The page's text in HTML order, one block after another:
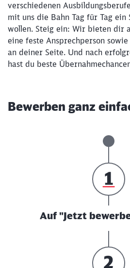
verschiedenen
mit uns die Bahn Tag für Tag ein
wollen. Steig ein: Wir bieten dir
eine feste Ansprechperson
an deiner Seite. Und nach
hast du beste
Bewerben ganz
Auf "Jetzt